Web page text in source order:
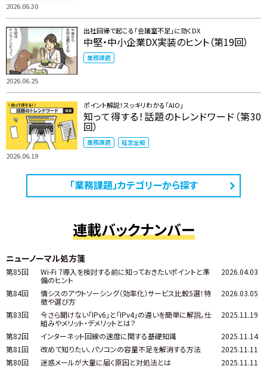
2026.06.30
2026.06.25
出社回帰で起こる「会議室不足」に効くDX
中堅・中小企業DX実装のヒント（第19回）
業務課題
2026.06.19
ポイント解説！スッキリわかる「AIO」
知って得する！話題のトレンドワード（第30
回）
業務課題 経営全般
「業務課題」カテゴリーから探す
連載バックナンバー
ニューノーマル処方箋
第85回
Wi-Fi 7導入を検討する前に知っておきたいポイントと準
備のヒント
2026.04.03
第84回
情シスのアウトソーシング（効率化）サービス比較5選！特
徴や選び方
2026.03.05
第83回
今さら聞けない「IPv6」と「IPv4」の違いを簡単に解説。仕
組みやメリット・デメリットとは？
2025.11.19
第82回 インターネット回線の速度に関する基礎知識
2025.11.14
第81回
改めて知りたい、パソコンの容量不足を解消する方法
2025.11.11
第80回
迷惑メールが大量に届く原因と対処法とは
2025.11.11